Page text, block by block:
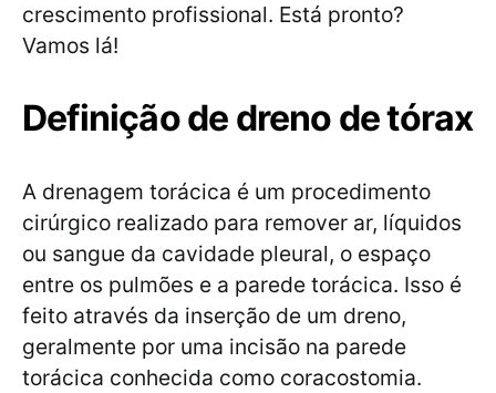
crescimento profissional. Está pronto?
Vamos lá!
Definição de dreno de tórax
A drenagem torácica é um procedimento
cirúrgico realizado para remover ar, líquidos
ou sangue da cavidade pleural, o espaço
entre os pulmões e a parede torácica. Isso é
feito através da inserção de um dreno,
geralmente por uma incisão na parede
torácica conhecida como coracostomia.